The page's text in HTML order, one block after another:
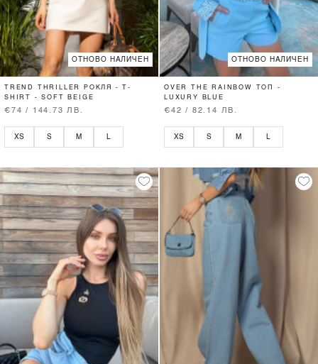
ОТНОВО НАЛИЧЕН
TREND THRILLER РОКЛЯ - T-
SHIRT - SOFT BEIGE
€74 / 144.73 ЛВ.
XS S M L
ОТНОВО НАЛИЧЕН
OVER THE RAINBOW ТОП -
LUXURY BLUE
€42 / 82.14 ЛВ.
XS S M L